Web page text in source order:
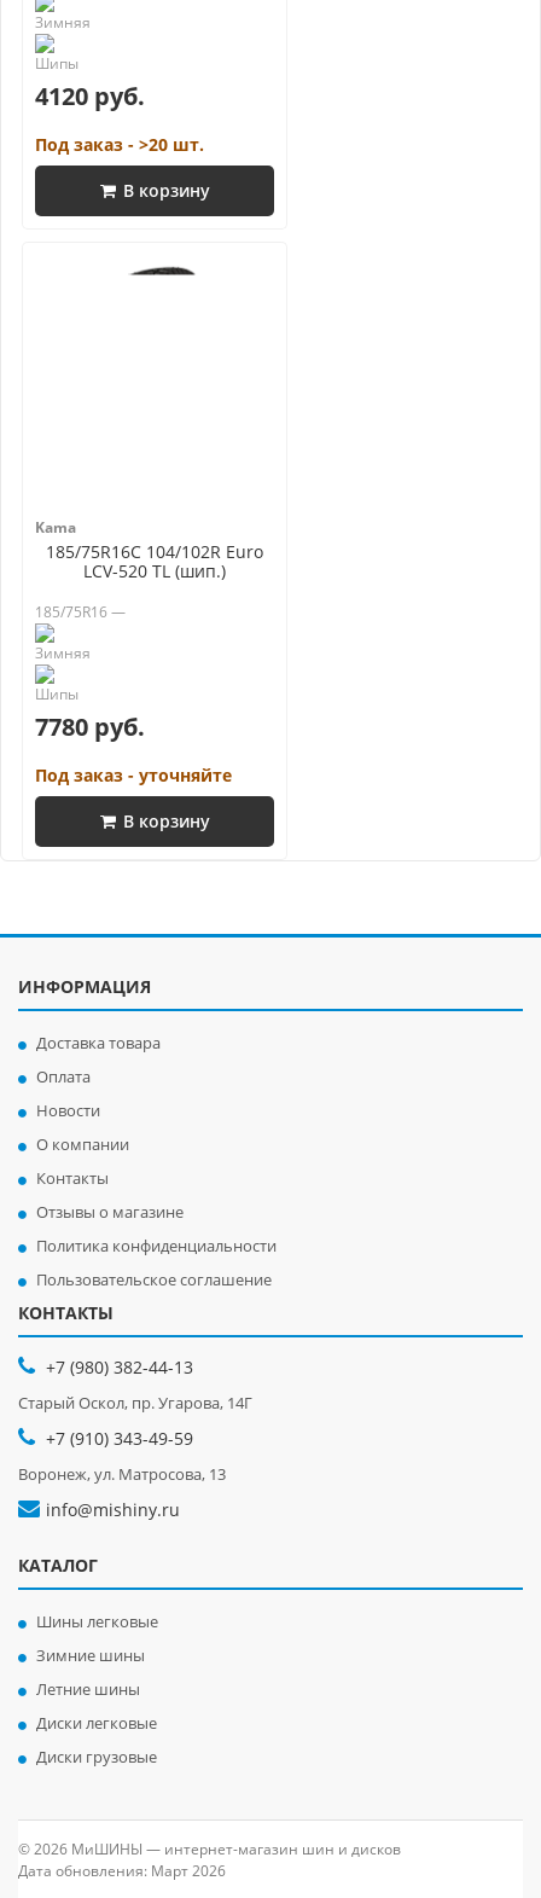
4120 руб.
Под заказ - >20 шт.
В корзину
Kama
185/75R16C 104/102R Euro
LCV-520 TL (шип.)
185/75R16 —
7780 руб.
Под заказ - уточняйте
В корзину
ИНФОРМАЦИЯ
Доставка товара
Оплата
Новости
О компании
Контакты
Отзывы о магазине
Политика конфиденциальности
Пользовательское соглашение
КОНТАКТЫ
+7 (980) 382-44-13
Старый Оскол, пр. Угарова, 14Г
+7 (910) 343-49-59
Воронеж, ул. Матросова, 13
info@mishiny.ru
КАТАЛОГ
Шины легковые
Зимние шины
Летние шины
Диски легковые
Диски грузовые
© 2026 МиШИНЫ — интернет-магазин шин и дисков
Дата обновления: Март 2026